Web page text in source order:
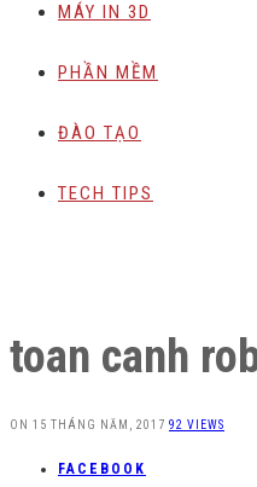
MÁY IN 3D
PHẦN MỀM
ĐÀO TẠO
TECH TIPS
toan canh
ON 15 THÁNG NĂM, 2017 92 VIEWS
FACEBOOK